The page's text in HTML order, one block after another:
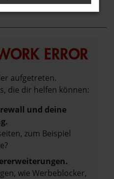
ERROR
aufgetreten.
die dir helfen können:
und deine
zum Beispiel
wie Werbeblocker,